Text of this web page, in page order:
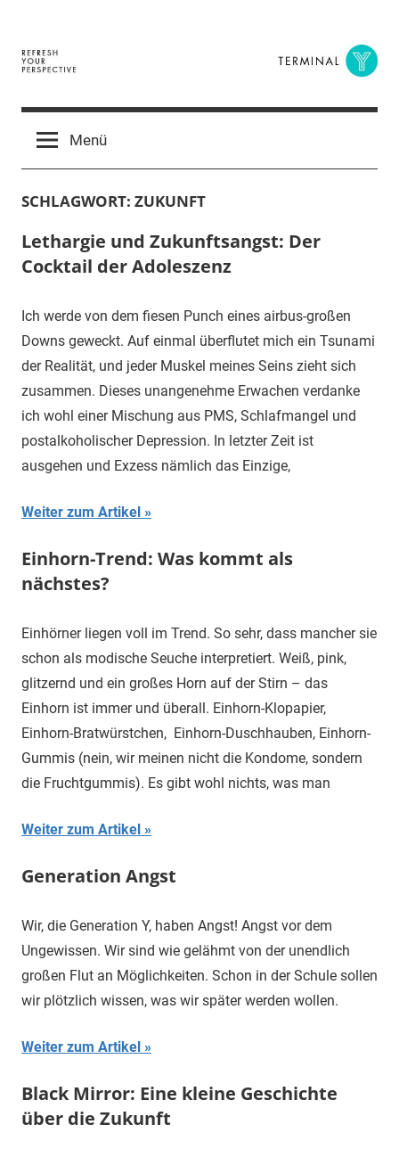
springen
Terminal
Y
Digital
BusinessMenü
SCHLAGWORT: ZUKUNFT
Lethargie und Zukunftsangst: Der
Cocktail der Adoleszenz
Ich werde von dem fiesen Punch eines airbus-großen
Downs geweckt. Auf einmal überflutet mich ein Tsunami
der Realität, und jeder Muskel meines Seins zieht sich
zusammen. Dieses unangenehme Erwachen verdanke
ich wohl einer Mischung aus PMS, Schlafmangel und
postalkoholischer Depression. In letzter Zeit ist
ausgehen und Exzess nämlich das Einzige,
Weiter zum Artikel
Einhorn-Trend: Was kommt als
nächstes?
Einhörner liegen voll im Trend. So sehr, dass mancher sie
schon als modische Seuche interpretiert. Weiß, pink,
glitzernd und ein großes Horn auf der Stirn – das
Einhorn ist immer und überall. Einhorn-Klopapier,
Einhorn-Bratwürstchen, Einhorn-Duschhauben, Einhorn-
Gummis (nein, wir meinen nicht die Kondome, sondern
die Fruchtgummis). Es gibt wohl nichts, was man
Weiter zum Artikel
Generation Angst
Wir, die Generation Y, haben Angst! Angst vor dem
Ungewissen. Wir sind wie gelähmt von der unendlich
großen Flut an Möglichkeiten. Schon in der Schule sollen
wir plötzlich wissen, was wir später werden wollen.
Weiter zum Artikel
Black Mirror: Eine kleine Geschichte
über die Zukunft